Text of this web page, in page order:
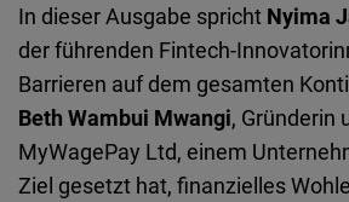
In dieser Ausgabe spricht Nyima
der führenden Fintech-
Barrieren auf dem gesamten
Beth Wambui Mwangi, Gründerin
MyWagePay Ltd, einem
Ziel gesetzt hat, finanzielles